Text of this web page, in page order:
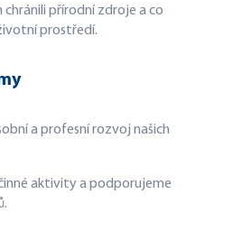
přírodní zdroje a co
prostředí.
a profesní rozvoj našich
aktivity a podporujeme